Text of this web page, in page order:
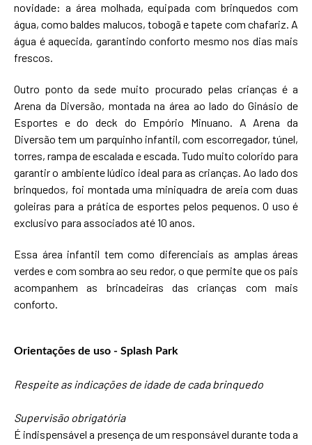
novidade: a área molhada, equipada com brinquedos com
água, como baldes malucos, tobogã e tapete com chafariz. A
água é aquecida, garantindo conforto mesmo nos dias mais
frescos.
Outro ponto da sede muito procurado pelas crianças é a
Arena da Diversão, montada na área ao lado do Ginásio de
Esportes e do deck do Empório Minuano. A Arena da
Diversão tem um parquinho infantil, com escorregador, túnel,
torres, rampa de escalada e escada. Tudo muito colorido para
garantir o ambiente lúdico ideal para as crianças. Ao lado dos
brinquedos, foi montada uma miniquadra de areia com duas
goleiras para a prática de esportes pelos pequenos. O uso é
exclusivo para associados até 10 anos.
Essa área infantil tem como diferenciais as amplas áreas
verdes e com sombra ao seu redor, o que permite que os pais
acompanhem as brincadeiras das crianças com mais
conforto.
Orientações de uso - Splash Park
Respeite as indicações de idade de cada brinquedo
Supervisão obrigatória
É indispensável a presença de um responsável durante toda a